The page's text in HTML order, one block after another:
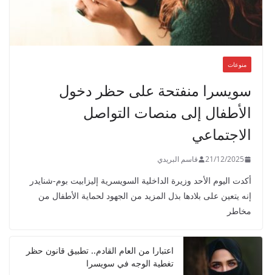
منوعات
سويسرا منفتحة على حظر دخول
الأطفال إلى منصات التواصل
الاجتماعي
21/12/2025 قاسم البريدي
أكدت اليوم الأحد وزيرة الداخلية السويسرية إليزابيت بوم-شنايدر
إنه يتعين على بلادها بذل المزيد من الجهود لحماية الأطفال من
مخاطر
اعتبارا من العام القادم.. تطبيق قانون حظر
تغطية الوجه في سويسرا